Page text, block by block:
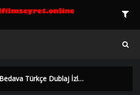
Türkçe Dublaj İzle | HD |